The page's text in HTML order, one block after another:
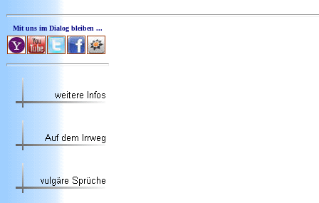
Mit uns im Dialog bleiben ...